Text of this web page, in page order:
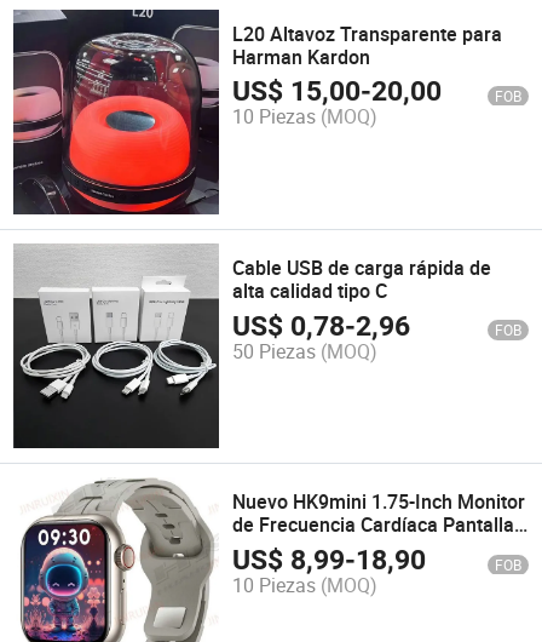
L20 Altavoz Transparente para
Harman Kardon
US$ 15,00-20,00 FOB
10 Piezas (MOQ)
Cable USB de carga rápida de
alta calidad tipo C
US$ 0,78-2,96 FOB
50 Piezas (MOQ)
Nuevo HK9mini 1.75-Inch Monitor
de Frecuencia Cardíaca Pantalla
Ai Reloj Inteligente Artificial
Comercio Transfronterizo
US$ 8,99-18,90 FOB
10 Piezas (MOQ)